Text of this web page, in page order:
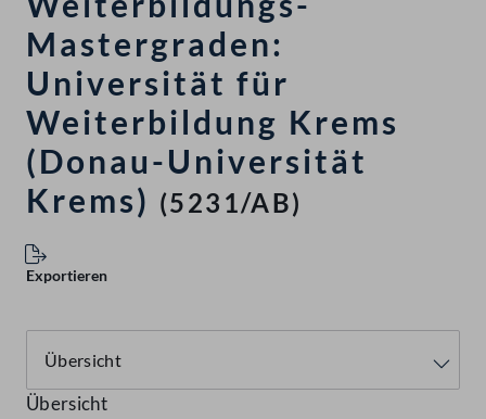
Mastergraden:
Universität für
Weiterbildung Krems
(Donau-Universität
Krems) (5231/AB)
Exportieren
Übersicht